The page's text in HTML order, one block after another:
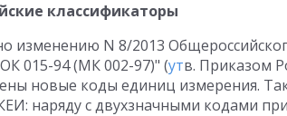
классификаторы
изменению N 8/2013
015-94 (МК 002-97)" (утв. Приказом
новые коды единиц измерения.
наряду с двухзначными кодами